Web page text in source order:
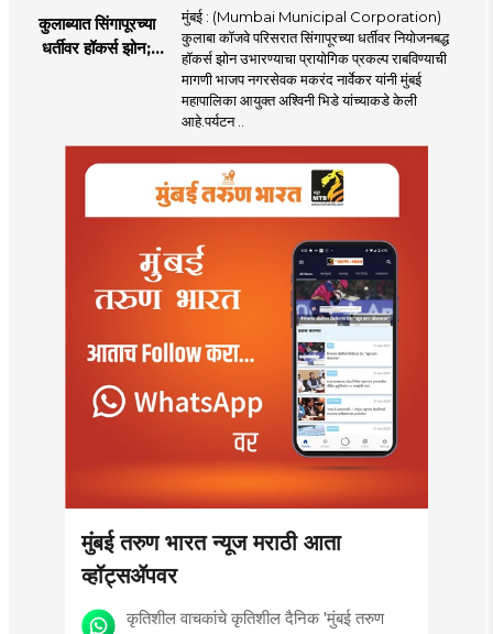
कुलाब्यात सिंगापूरच्या
धर्तीवर हॉकर्स झोन;
आयुक्तांना पत्र
मुंबई : (Mumbai Municipal Corporation)
कुलाबा कॉजवे परिसरात सिंगापूरच्या धर्तीवर नियोजनबद्ध
हॉकर्स झोन उभारण्याचा प्रायोगिक प्रकल्प राबविण्याची
मागणी भाजप नगरसेवक मकरंद नार्वेकर यांनी मुंबई
महापालिका आयुक्त अश्विनी भिडे यांच्याकडे केली
आहे.पर्यटन ..
मुंबई तरुण भारत न्यूज मराठी आता
व्हॉट्सॲपवर
कृतिशील वाचकांचे कृतिशील दैनिक 'मुंबई तरुण